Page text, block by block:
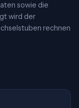
sowie die
wird der
rechnen